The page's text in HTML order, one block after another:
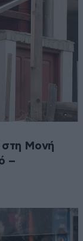
στη Μονή
–